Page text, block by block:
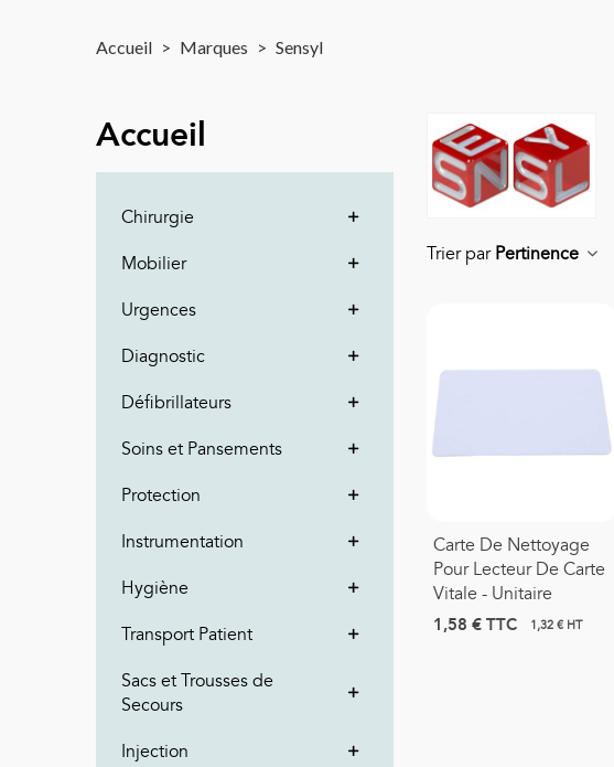
Accueil > Marques > Sensyl
Accueil
Chirurgie
Mobilier
Urgences
Diagnostic
Défibrillateurs
Soins et Pansements
Protection
Instrumentation
Hygiène
Transport Patient
Sacs et Trousses de
Secours
Injection
Trier par Pertinence
Carte De Nettoyage
Pour Lecteur De Carte
Vitale - Unitaire
1,58 €TTC 1,32 € HT